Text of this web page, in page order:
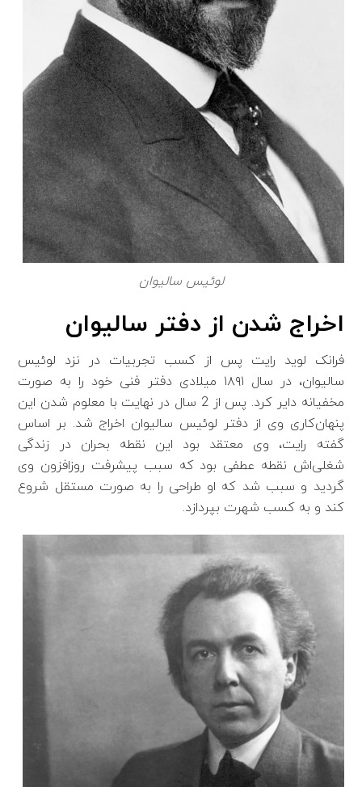
لوئیس سالیوان
اخراج شدن از دفتر سالیوان
فرانک لوید رایت پس از کسب تجربیات در نزد لوئیس
سالیوان، در سال ۱۸۹۱ میلادی دفتر فنی خود را به صورت
مخفیانه دایر کرد. پس از 2 سال در نهایت با معلوم شدن این
پنهان‌کاری وی از دفتر لوئیس سالیوان اخراج شد. بر اساس
گفته رایت، وی معتقد بود این نقطه بحران در زندگی
شغلی‌اش نقطه عطفی بود که سبب پیشرفت روز‌افزون وی
گردید و سبب شد که او طراحی را به صورت مستقل شروع
کند و به کسب شهرت بپردازد.